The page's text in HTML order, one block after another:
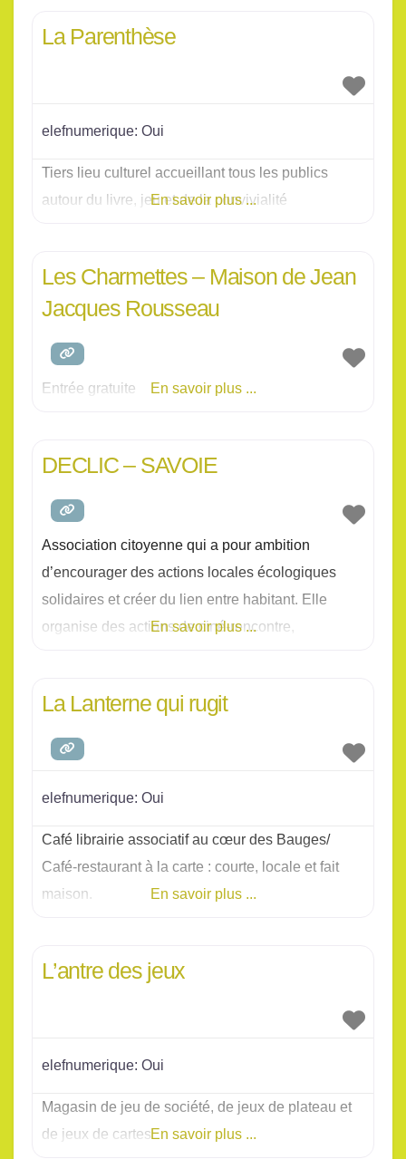
La Parenthèse
elefnumerique: Oui
Tiers lieu culturel accueillant tous les publics
autour du livre, jeu et de la convivialité
En savoir plus ...
Les Charmettes – Maison de Jean
Jacques Rousseau
Entrée gratuite En savoir plus ...
DECLIC – SAVOIE
Association citoyenne qui a pour ambition
d’encourager des actions locales écologiques
solidaires et créer du lien entre habitant. Elle
organise des actions de ciné-rencontre,
En savoir plus ...
La Lanterne qui rugit
elefnumerique: Oui
Café librairie associatif au cœur des Bauges/
Café-restaurant à la carte : courte, locale et fait
maison.
En savoir plus ...
L’antre des jeux
elefnumerique: Oui
Magasin de jeu de société, de jeux de plateau et
de jeux de cartesEn savoir plus ...